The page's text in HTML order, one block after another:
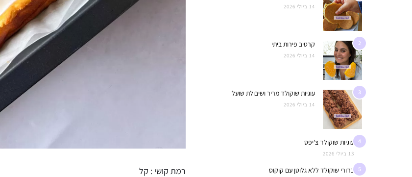
רמת קושי : קל
14 ביולי 2026
2 קרטיב פירות ביתי
14 ביולי 2026
3 עוגיות שוקולד מריר ושיבולת שועל
14 ביולי 2026
4 עוגיות שוקולד צ'יפס
13 ביולי 2026
5 כדורי שוקולד ללא גלוטן עם קוקוס